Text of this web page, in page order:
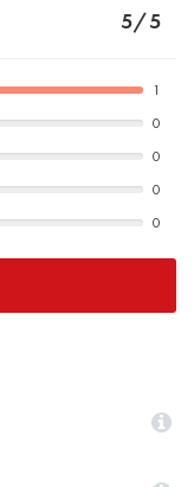
5/5
1
0
0
0
0